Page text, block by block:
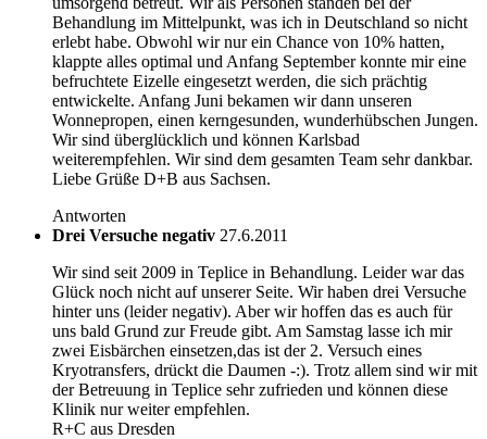
Behandlung im Mittelpunkt, was ich in Deutschland so nicht
erlebt habe. Obwohl wir nur ein Chance von 10% hatten,
klappte alles optimal und Anfang September konnte mir eine
befruchtete Eizelle eingesetzt werden, die sich prächtig
entwickelte. Anfang Juni bekamen wir dann unseren
Wonnepropen, einen kerngesunden, wunderhübschen Jungen.
Wir sind überglücklich und können Karlsbad
weiterempfehlen. Wir sind dem gesamten Team sehr dankbar.
Liebe Grüße D+B aus Sachsen.
Antworten
Drei Versuche negativ 27.6.2011
Wir sind seit 2009 in Teplice in Behandlung. Leider war das
Glück noch nicht auf unserer Seite. Wir haben drei Versuche
hinter uns (leider negativ). Aber wir hoffen das es auch für
uns bald Grund zur Freude gibt. Am Samstag lasse ich mir
zwei Eisbärchen einsetzen,das ist der 2. Versuch eines
Kryotransfers, drückt die Daumen -:). Trotz allem sind wir mit
der Betreuung in Teplice sehr zufrieden und können diese
Klinik nur weiter empfehlen.
R+C aus Dresden